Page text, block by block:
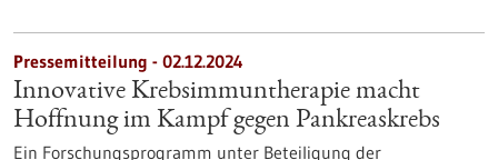
Pressemitteilung - 02.12.2024
Innovative Krebsimmuntherapie macht
Hoffnung im Kampf gegen Pankreaskrebs
Ein Forschungsprogramm unter Beteiligung der